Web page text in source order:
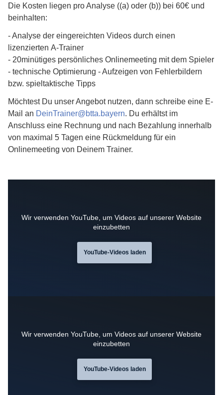
Die Kosten liegen pro Analyse ((a) oder (b)) bei 60€ und
beinhalten:
- Analyse der eingereichten Videos durch einen
lizenzierten A-Trainer
- 20minütiges persönliches Onlinemeeting mit dem Spieler
- technische Optimierung - Aufzeigen von Fehlerbildern
bzw. spieltaktische Tipps
Möchtest Du unser Angebot nutzen, dann schreibe eine E-
Mail an DeinTrainer@btta.bayern. Du erhältst im
Anschluss eine Rechnung und nach Bezahlung innerhalb
von maximal 5 Tagen eine Rückmeldung für ein
Onlinemeeting von Deinem Trainer.
Wir verwenden YouTube, um Videos auf unserer Website
einzubetten
YouTube-Videos laden
Wir verwenden YouTube, um Videos auf unserer Website
einzubetten
YouTube-Videos laden